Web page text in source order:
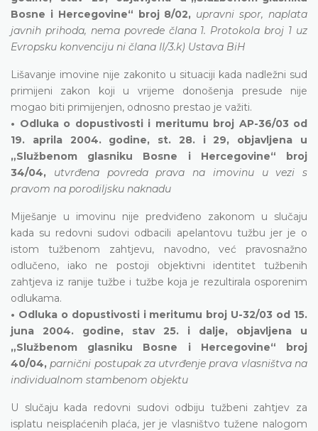
Bosne i Hercegovine“ broj 8/02, upravni spor, naplata
javnih prihoda, nema povrede člana 1. Protokola broj 1 uz
Evropsku konvenciju ni člana II/3.k) Ustava BiH
Lišavanje imovine nije zakonito u situaciji kada nadležni sud
primijeni zakon koji u vrijeme donošenja presude nije
mogao biti primijenjen, odnosno prestao je važiti.
• Odluka o dopustivosti i meritumu broj AP-36/03 od
19. aprila 2004. godine, st. 28. i 29, objavljena u
„Službenom glasniku Bosne i Hercegovine“ broj
34/04, utvrđena povreda prava na imovinu u vezi s
pravom na porodiljsku naknadu
Miješanje u imovinu nije predviđeno zakonom u slučaju
kada su redovni sudovi odbacili apelantovu tužbu jer je o
istom tužbenom zahtjevu, navodno, već pravosnažno
odlučeno, iako ne postoji objektivni identitet tužbenih
zahtjeva iz ranije tužbe i tužbe koja je rezultirala osporenim
odlukama.
• Odluka o dopustivosti i meritumu broj U-32/03 od 15.
juna 2004. godine, stav 25. i dalje, objavljena u
„Službenom glasniku Bosne i Hercegovine“ broj
40/04,parnični postupak za utvrđenje prava vlasništva na
individualnom stambenom objektu
U slučaju kada redovni sudovi odbiju tužbeni zahtjev za
isplatu neisplaćenih plaća, jer je vlasništvo tužene nalogom